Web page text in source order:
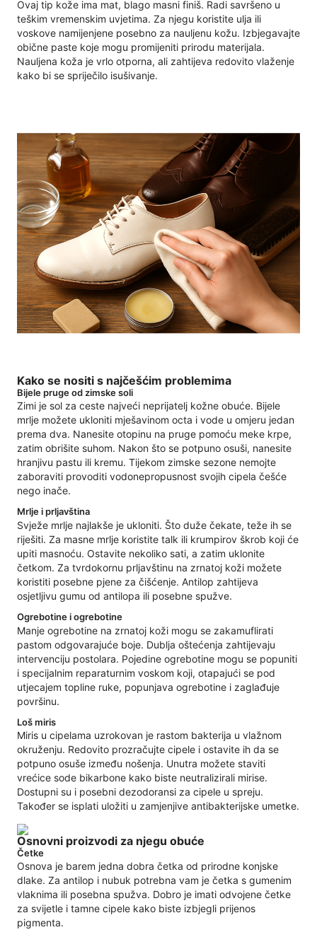
Ovaj tip kože ima mat, blago masni finiš. Radi savršeno u
teškim vremenskim uvjetima. Za njegu koristite ulja ili
voskove namijenjene posebno za nauljenu kožu. Izbjegavajte
obične paste koje mogu promijeniti prirodu materijala.
Nauljena koža je vrlo otporna, ali zahtijeva redovito vlaženje
kako bi se spriječilo isušivanje.
Kako se nositi s najčešćim problemima
Bijele pruge od zimske soli
Zimi je sol za ceste najveći neprijatelj kožne obuće. Bijele
mrlje možete ukloniti mješavinom octa i vode u omjeru jedan
prema dva. Nanesite otopinu na pruge pomoću meke krpe,
zatim obrišite suhom. Nakon što se potpuno osuši, nanesite
hranjivu pastu ili kremu. Tijekom zimske sezone nemojte
zaboraviti provoditi vodonepropusnost svojih cipela češće
nego inače.
Mrlje i prljavština
Svježe mrlje najlakše je ukloniti. Što duže čekate, teže ih se
riješiti. Za masne mrlje koristite talk ili krumpirov škrob koji će
upiti masnoću. Ostavite nekoliko sati, a zatim uklonite
četkom. Za tvrdokornu prljavštinu na zrnatoj koži možete
koristiti posebne pjene za čišćenje. Antilop zahtijeva
osjetljivu gumu od antilopa ili posebne spužve.
Ogrebotine i ogrebotine
Manje ogrebotine na zrnatoj koži mogu se zakamuflirati
pastom odgovarajuće boje. Dublja oštećenja zahtijevaju
intervenciju postolara. Pojedine ogrebotine mogu se popuniti
i specijalnim reparaturnim voskom koji, otapajući se pod
utjecajem topline ruke, popunjava ogrebotine i zaglađuje
površinu.
Loš miris
Miris u cipelama uzrokovan je rastom bakterija u vlažnom
okruženju. Redovito prozračujte cipele i ostavite ih da se
potpuno osuše između nošenja. Unutra možete staviti
vrećice sode bikarbone kako biste neutralizirali mirise.
Dostupni su i posebni dezodoransi za cipele u spreju.
Također se isplati uložiti u zamjenjive antibakterijske umetke.
Osnovni proizvodi za njegu obuće
Četke
Osnova je barem jedna dobra četka od prirodne konjske
dlake. Za antilop i nubuk potrebna vam je četka s gumenim
vlaknima ili posebna spužva. Dobro je imati odvojene četke
za svijetle i tamne cipele kako biste izbjegli prijenos
pigmenta.